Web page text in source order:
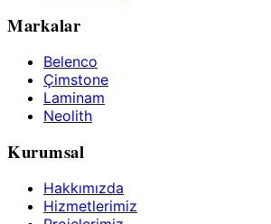
Markalar
Belenco
Çimstone
Laminam
Neolith
Kurumsal
Hakkımızda
Hizmetlerimiz